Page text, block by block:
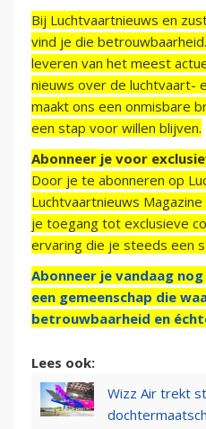
Bij Luchtvaartnieuws en
vind je die
leveren van het meest
nieuws over de luchtvaart-
maakt ons een onmisbare
een stap voor willen blijven.
Abonneer je voor
Door je te abonneren op
Luchtvaartnieuws
je toegang tot exclusieve
ervaring die je steeds een
Abonneer je vandaag
een gemeenschap die
betrouwbaarheid en
Lees ook:
Wizz Air trekt